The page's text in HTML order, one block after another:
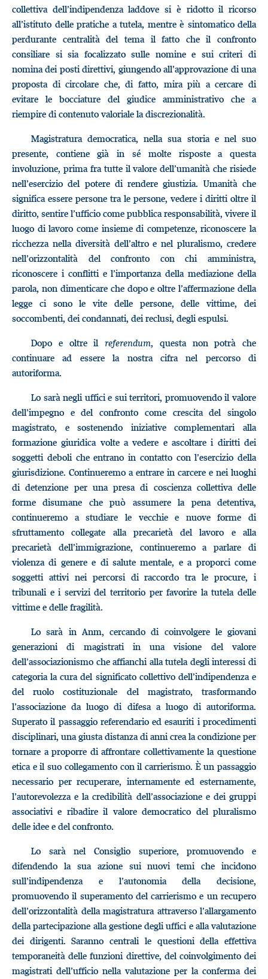
collettiva dell’indipendenza laddove si è ridotto il ricorso
all’istituto delle pratiche a tutela, mentre è sintomatico della
perdurante centralità del tema il fatto che il confronto
consiliare si sia focalizzato sulle nomine e sui criteri di
nomina dei posti direttivi, giungendo all’approvazione di una
proposta di circolare che, di fatto, mira più a cercare di
evitare le bocciature del giudice amministrativo che a
riempire di contenuto valoriale la discrezionalità.
Magistratura democratica, nella sua storia e nel suo
presente, contiene già in sé molte risposte a questa
involuzione, prima fra tutte il valore dell’umanità che risiede
nell’esercizio del potere di rendere giustizia. Umanità che
significa essere persone tra le persone, vedere i diritti oltre il
diritto, sentire l’ufficio come pubblica responsabilità, vivere il
luogo di lavoro come insieme di competenze, riconoscere la
ricchezza nella diversità dell’altro e nel pluralismo, credere
nell’orizzontalità del confronto con chi amministra,
riconoscere i conflitti e l’importanza della mediazione della
parola, non dimenticare che dopo e oltre l’affermazione della
legge ci sono le vite delle persone, delle vittime, dei
soccombenti, dei condannati, dei reclusi, degli espulsi.
Dopo e oltre il referendum, questa non potrà che
continuare ad essere la nostra cifra nel percorso di
autoriforma.
Lo sarà negli uffici e sui territori, promuovendo il valore
dell’impegno e del confronto come crescita del singolo
magistrato, e sostenendo iniziative complementari alla
formazione giuridica volte a vedere e ascoltare i diritti dei
soggetti deboli che entrano in contatto con l’esercizio della
giurisdizione. Continueremo a entrare in carcere e nei luoghi
di detenzione per una presa di coscienza collettiva delle
forme disumane che può assumere la pena detentiva,
continueremo a studiare le vecchie e nuove forme di
sfruttamento collegate alla precarietà del lavoro e alla
precarietà dell’immigrazione, continueremo a parlare di
violenza di genere e di salute mentale, e a proporci come
soggetti attivi nei percorsi di raccordo tra le procure, i
tribunali e i servizi del territorio per favorire la tutela delle
vittime e delle fragilità.
Lo sarà in Anm, cercando di coinvolgere le giovani
generazioni di magistrati in una visione del valore
dell’associazionismo che affianchi alla tutela degli interessi di
categoria la cura del significato collettivo dell’indipendenza e
del ruolo costituzionale del magistrato, trasformando
l’associazione da luogo di difesa a luogo di autoriforma.
Superato il passaggio referendario ed esauriti i procedimenti
disciplinari, una giusta distanza di anni crea la condizione per
tornare a proporre di affrontare collettivamente la questione
etica e il suo collegamento con il carrierismo. È un passaggio
necessario per recuperare, internamente ed esternamente,
l’autorevolezza e la credibilità dell’associazione e dei gruppi
associativi e ribadire il valore democratico del pluralismo
delle idee e del confronto.
Lo sarà nel Consiglio superiore, promuovendo e
difendendo la sua azione sui nuovi temi che incidono
sull’indipendenza e l’autonomia della decisione,
promuovendo il superamento del carrierismo e un recupero
dell’orizzontalità della magistratura attraverso l’allargamento
della partecipazione alla gestione degli uffici e alla valutazione
dei dirigenti. Saranno centrali le questioni della effettiva
temporaneità delle funzioni direttive, del coinvolgimento dei
magistrati dell’ufficio nella valutazione per la conferma dei